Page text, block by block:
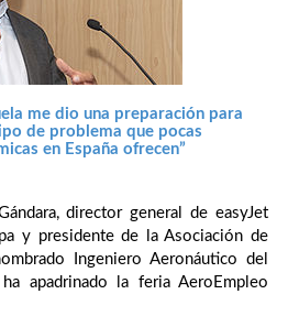
me dio una preparación para
de problema que pocas
en España ofrecen”
director general de easyJet
y presidente de la Asociación de
Ingeniero Aeronáutico del
apadrinado la feria AeroEmpleo